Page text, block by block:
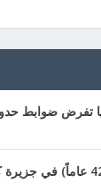
تفرض ضوابط
غرق امرأة هولندية (42